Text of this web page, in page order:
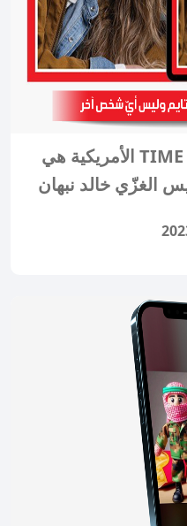
شخصيّة العام في مجلة TIME الأمريكية هي
الغزّي خالد نبهان